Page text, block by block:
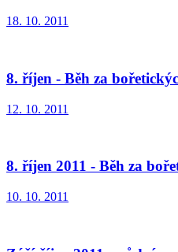
18. 10. 2011
8. říjen - Běh za
12. 10. 2011
8. říjen 2011 - Běh za
10. 10. 2011